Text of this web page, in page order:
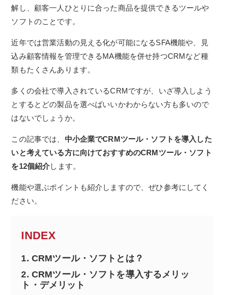
解し、顧客一人ひとりに合った商品を提供できるツールや
ソフトのことです。
近年では営業活動の見える化が可能になるSFA機能や、見
込み顧客情報を管理できるMA機能を併せ持つCRMなど種
類もたくさんあります。
多くの会社で導入されているCRMですが、いざ導入しよう
とするとどの製品を選べばいいかわからない方も多いので
はないでしょうか。
この記事では、 中小企業でCRMツール・ソフトを導入した
いと考えている方に向けておすすめのCRMツール・ソフト
を12個紹介します。
機能や選ぶポイントも紹介しますので、ぜひ参考にしてく
ださい。
INDEX
1. CRMツール・ソフトとは？
2. CRMツール・ソフトを導入するメリッ
ト・デメリット